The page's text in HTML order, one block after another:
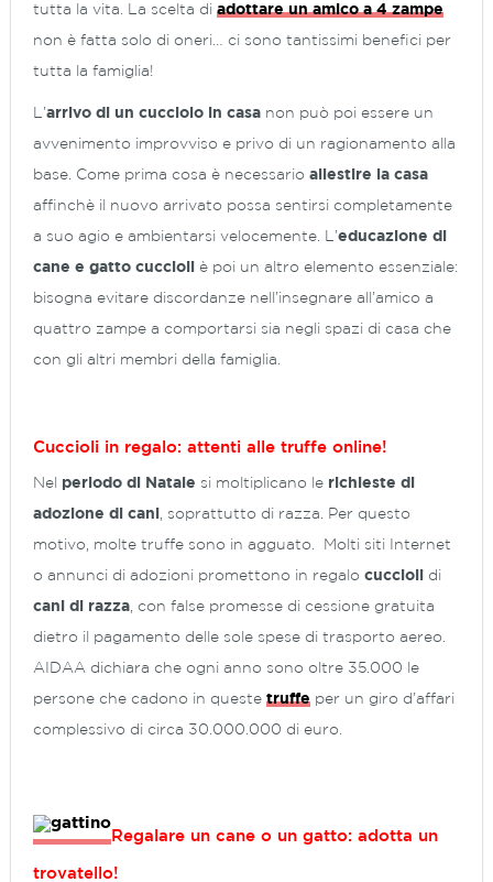
tutta la vita. La scelta di adottare un amico a 4 zampe
non è fatta solo di oneri… ci sono tantissimi benefici per
tutta la famiglia!
L’arrivo di un cucciolo in casa non può poi essere un
avvenimento improvviso e privo di un ragionamento alla
base. Come prima cosa è necessario allestire la casa
affinchè il nuovo arrivato possa sentirsi completamente
a suo agio e ambientarsi velocemente. L’educazione di
cane e gatto cuccioli è poi un altro elemento essenziale:
bisogna evitare discordanze nell’insegnare all’amico a
quattro zampe a comportarsi sia negli spazi di casa che
con gli altri membri della famiglia.
Cuccioli in regalo: attenti alle truffe online!
Nel periodo di Natale si moltiplicano le richieste di
adozione di cani , soprattutto di razza. Per questo
motivo, molte truffe sono in agguato. Molti siti Internet
o annunci di adozioni promettono in regalo cuccioli di
cani di razza , con false promesse di cessione gratuita
dietro il pagamento delle sole spese di trasporto aereo.
AIDAA dichiara che ogni anno sono oltre 35.000 le
persone che cadono in queste truffe per un giro d’affari
complessivo di circa 30.000.000 di euro.
Regalare un cane o un gatto: adotta un
trovatello!